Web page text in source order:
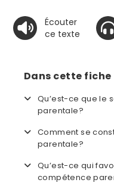
Écouter
ce texte
Dans cette fiche
Qu’est-ce que le
parentale?
Comment se
parentale?
Qu’est-ce qui
compétence